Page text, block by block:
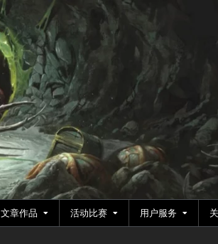
文章作品 活动比赛 用户服务